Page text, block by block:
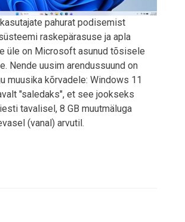
pahurat podisemist
raskepärasuse ja apla
üle on Microsoft asunud tõsisele
Nende uusim arendussuund on
muusika kõrvadele: Windows 11
"saledaks", et see jookseks
tavalisel, 8 GB muutmäluga
(vanal) arvutil.